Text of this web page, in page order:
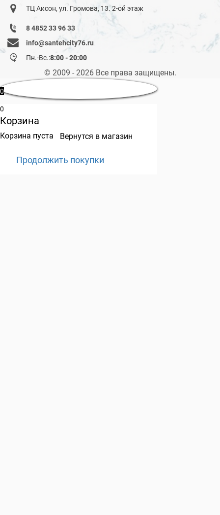
ТЦ Аксон, ул. Громова, 13. 2-ой этаж
8 4852 33 96 33
info@santehcity76.ru
Пн.-Вс.:8:00 - 20:00
© 2009 - 2026 Все права защищены.
0
0
Корзина
Корзина пуста Вернутся в магазин
Продолжить покупки